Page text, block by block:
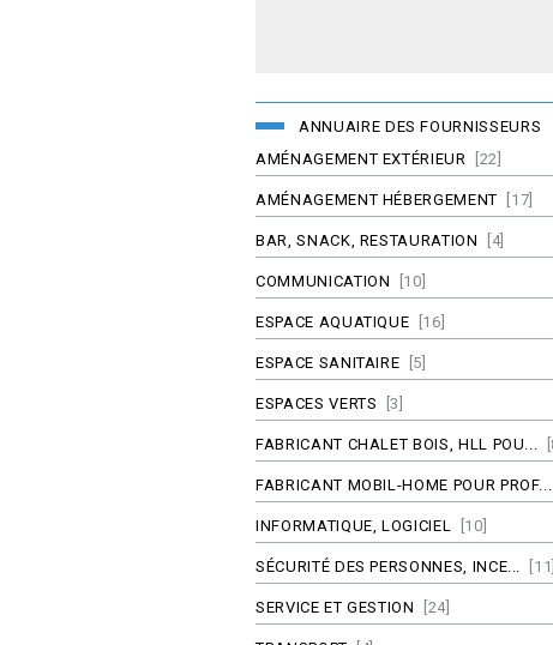
ANNUAIRE DES FOURNISSEURS
AMÉNAGEMENT EXTÉRIEUR
[22]
AMÉNAGEMENT HÉBERGEMENT [17]
BAR, SNACK, RESTAURATION [4]
COMMUNICATION [10]
ESPACE AQUATIQUE [16]
ESPACE SANITAIRE [5]
ESPACES VERTS [3]
FABRICANT CHALET BOIS, HLL POU...
FABRICANT MOBIL-HOME POUR PROF...
INFORMATIQUE, LOGICIEL [10]
SÉCURITÉ DES PERSONNES, INCE... [11]
SERVICE ET GESTION [24]